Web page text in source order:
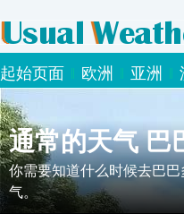
起始页面 欧洲 亚洲
通常的天气 巴
你需要知道什么时候去巴
气。